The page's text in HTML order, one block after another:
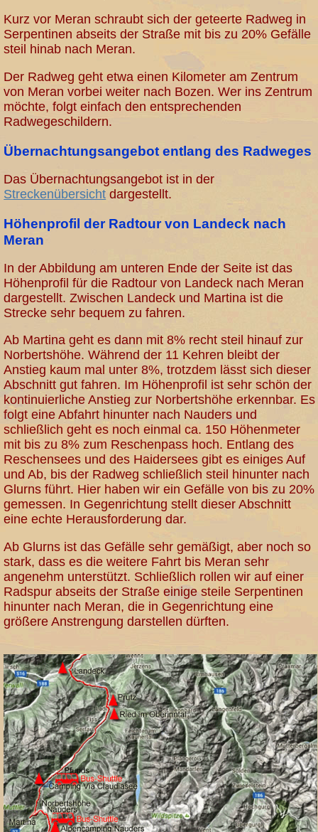
Kurz vor Meran schraubt sich der geteerte Radweg in
Serpentinen abseits der Straße mit bis zu 20% Gefälle
steil hinab nach Meran.
Der Radweg geht etwa einen Kilometer am Zentrum
von Meran vorbei weiter nach Bozen. Wer ins Zentrum
möchte, folgt einfach den entsprechenden
Radwegeschildern.
Übernachtungsangebot entlang des Radweges
Das Übernachtungsangebot ist in der
Streckenübersicht dargestellt.
Höhenprofil der Radtour von Landeck nach
Meran
In der Abbildung am unteren Ende der Seite ist das
Höhenprofil für die Radtour von Landeck nach Meran
dargestellt. Zwischen Landeck und Martina ist die
Strecke sehr bequem zu fahren.
Ab Martina geht es dann mit 8% recht steil hinauf zur
Norbertshöhe. Während der 11 Kehren bleibt der
Anstieg kaum mal unter 8%, trotzdem lässt sich dieser
Abschnitt gut fahren. Im Höhenprofil ist sehr schön der
kontinuierliche Anstieg zur Norbertshöhe erkennbar. Es
folgt eine Abfahrt hinunter nach Nauders und
schließlich geht es noch einmal ca. 150 Höhenmeter
mit bis zu 8% zum Reschenpass hoch. Entlang des
Reschensees und des Haidersees gibt es einiges Auf
und Ab, bis der Radweg schließlich steil hinunter nach
Glurns führt. Hier haben wir ein Gefälle von bis zu 20%
gemessen. In Gegenrichtung stellt dieser Abschnitt
eine echte Herausforderung dar.
Ab Glurns ist das Gefälle sehr gemäßigt, aber noch so
stark, dass es die weitere Fahrt bis Meran sehr
angenehm unterstützt. Schließlich rollen wir auf einer
Radspur abseits der Straße einige steile Serpentinen
hinunter nach Meran, die in Gegenrichtung eine
größere Anstrengung darstellen dürften.